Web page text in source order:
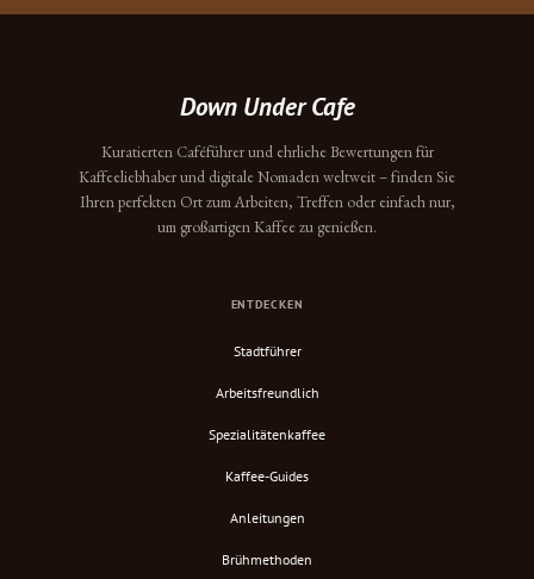
Down Under Cafe
Kuratierten Caféführer und ehrliche Bewertungen für
Kaffeeliebhaber und digitale Nomaden weltweit – finden Sie
Ihren perfekten Ort zum Arbeiten, Treffen oder einfach nur,
um großartigen Kaffee zu genießen.
ENTDECKEN
Stadtführer
Arbeitsfreundlich
Spezialitätenkaffee
Kaffee-Guides
Anleitungen
Brühmethoden